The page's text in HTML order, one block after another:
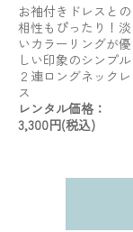
お袖付きドレスとの
相性もぴったり！淡
いカラーリングが優
しい印象のシンプル
２連ロングネックレ
ス
レンタル価格：
3,300円(税込)